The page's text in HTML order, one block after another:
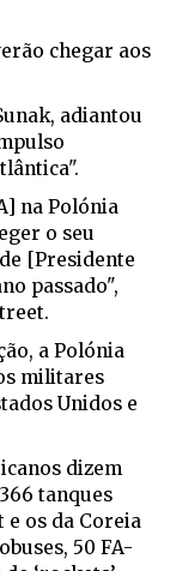
chegar aos
adiantou
na Polónia
o seu
[Presidente
passado",
a Polónia
militares
Unidos e
dizem
tanques
e os da Coreia
50 FA-